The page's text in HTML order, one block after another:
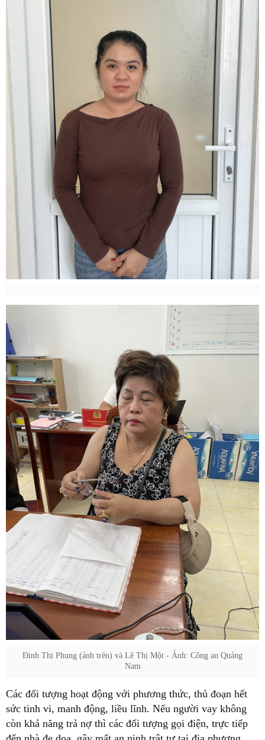
Đinh Thị Phụng (ảnh trên) và Lê Thị Một - Ảnh: Công an Quảng
Nam
Các đối tượng hoạt động với phương thức, thủ đoạn hết
sức tinh vi, manh động, liều lĩnh. Nếu người vay không
còn khả năng trả nợ thì các đối tượng gọi điện, trực tiếp